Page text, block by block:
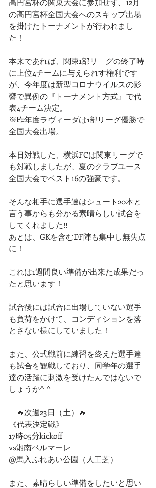
高円宮杯の関東大会に参加せず、12月
の高円宮杯全国大会へのスキップ出場
を掛けたトーナメントが行われまし
た！
本来であれば、関東1部リーグの終了時
に上位4チームに与えられす権利です
が、今年度は新型コロナウイルスの影
響で異例の『トーナメント方式』で代
表4チーム決定。
※昨年度ラヴィーダは1部リーグ優勝で
全国大会出場。
本日対戦した、横浜FCは関東リーグで
も対戦しましたが、夏のクラブユース
全国大会でベスト16の強豪です。
そんな相手に選手達はシュート20本と
言う事からも分かる素晴らしい試合を
してくれました‼️
あとは、GKを含むDF陣も集中し無失点
に！
これは1週間良い準備が出来た成果だっ
たと思います！
試合後には試合に出場していない選手
も負荷をかけて、コンディションを落
とさない様にしていました！
また、公式戦前に練習を終えた選手達
も試合を観戦しており、同学年の選手
達の活躍に刺激を受けたんではないで
しょうか^ ^
🔥次週23日（土）🔥
《代表決定戦》
17時05分kickoff
vs湘南ベルマーレ
@馬入ふれあい公園（人工芝）
また、素晴らしい準備をしたいと思い